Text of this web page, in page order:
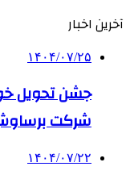
آخرین اخبار
۱۴۰۴/۰۷/۲۵
جشن تحویل
شرکت
۱۴۰۴/۰۷/۲۲